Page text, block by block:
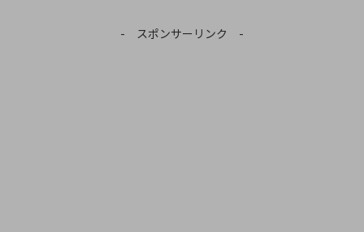
- スポンサーリンク -